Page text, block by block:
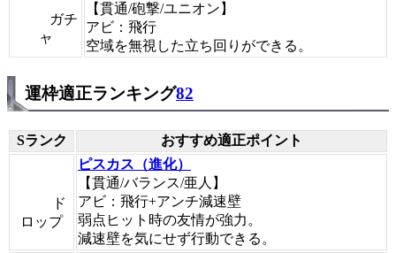
ガチ
ャ
【貫通/砲撃/ユニオン】
アビ：飛行
空域を無視した立ち回りができる。
運枠適正ランキング82
Sランク おすすめ適正ポイント
ド
ロップ
ピスカス（進化）
【貫通/バランス/亜人】
アビ：飛行+アンチ減速壁
弱点ヒット時の友情が強力。
減速壁を気にせず行動できる。